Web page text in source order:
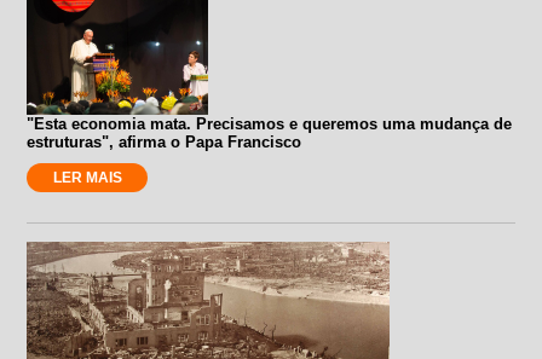
"Esta economia mata. Precisamos e queremos uma mudança de
estruturas", afirma o Papa Francisco
LER MAIS